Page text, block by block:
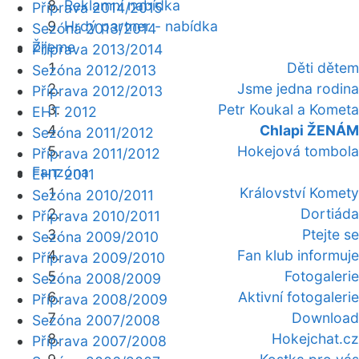
Reklamní nabídka
Hrdý partner - nabídka
Žijeme
Děti dětem
Jsme jedna rodina
Petr Koukal a Kometa
Chlapi ŽENÁM
Hokejová tombola
Fanzóna
Království Komety
Dortiáda
Ptejte se
Fan klub informuje
Fotogalerie
Aktivní fotogalerie
Download
Hokejchat.cz
Příprava 2014/2015
Sezóna 2013/2014
Příprava 2013/2014
Sezóna 2012/2013
Příprava 2012/2013
EHT 2012
Sezóna 2011/2012
Příprava 2011/2012
EHT 2011
Sezóna 2010/2011
Příprava 2010/2011
Sezóna 2009/2010
Příprava 2009/2010
Sezóna 2008/2009
Příprava 2008/2009
Sezóna 2007/2008
Příprava 2007/2008